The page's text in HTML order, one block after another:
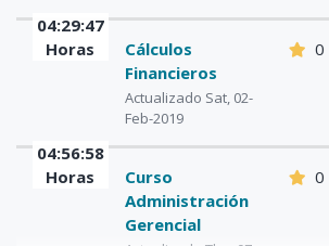
04:29:47
Horas
Cálculos
Financieros
Actualizado Sat, 02-
Feb-2019
0
04:56:58
Horas
Curso
Administración
Gerencial
0